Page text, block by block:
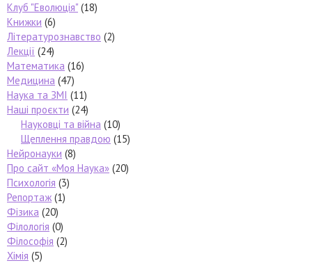
Клуб "Еволюція" (18)
Книжки (6)
Літературознавство (2)
Лекції (24)
Математика (16)
Медицина (47)
Наука та ЗМІ (11)
Наші проєкти (24)
Науковці та війна (10)
Щеплення правдою (15)
Нейронауки (8)
Про сайт «Моя Наука» (20)
Психологія (3)
Репортаж(1)
Фізика (20)
Філологія (0)
Філософія (2)
Хімія (5)